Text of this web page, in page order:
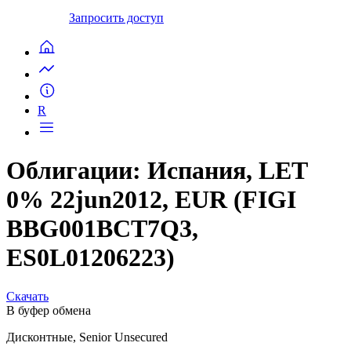
Запросить доступ
R
Облигации: Испания, LET
0% 22jun2012, EUR (FIGI
BBG001BCT7Q3,
ES0L01206223)
Скачать
В буфер обмена
Дисконтные, Senior Unsecured